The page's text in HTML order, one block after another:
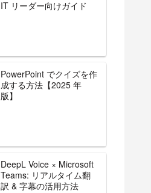
IT リーダー向けガイド
PowerPoint でクイズを作
成する方法【2025 年
版】
DeepL Voice × Microsoft
Teams: リアルタイム翻
訳 & 字幕の活用方法